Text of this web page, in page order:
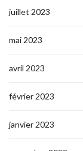
juillet 2023
mai 2023
avril 2023
février 2023
janvier 2023